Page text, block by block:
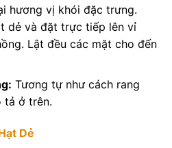
hương vị khói đặc trưng.
dẻ và đặt trực tiếp lên vỉ
Lật đều các mặt cho đến
Tương tự như cách rang
tả ở trên.
Dẻ